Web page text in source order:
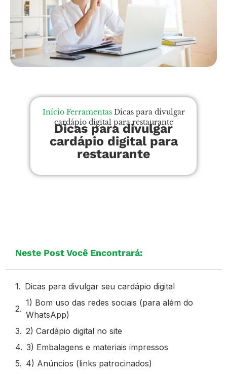
Início Ferramentas Dicas para divulgar
cardápio digital para restaurante
Dicas para divulgar
cardápio digital para
restaurante
Neste Post Você Encontrará:
Dicas para divulgar seu cardápio digital
1) Bom uso das redes sociais (para além do
WhatsApp)
2) Cardápio digital no site
3) Embalagens e materiais impressos
4) Anúncios (links patrocinados)